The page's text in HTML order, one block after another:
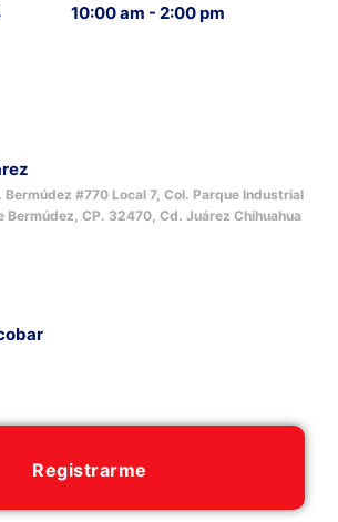
10:00 am - 2:00 pm
Bermúdez #770 Local 7, Col. Parque Industrial
Bermúdez, CP. 32470, Cd. Juárez Chihuahua
Registrarme